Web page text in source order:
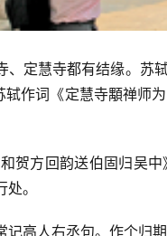
、定慧寺都有结缘。苏
轼作词《定慧寺顒禅师
贺方回韵送伯固归吴
。
记高人右丞句。作个归